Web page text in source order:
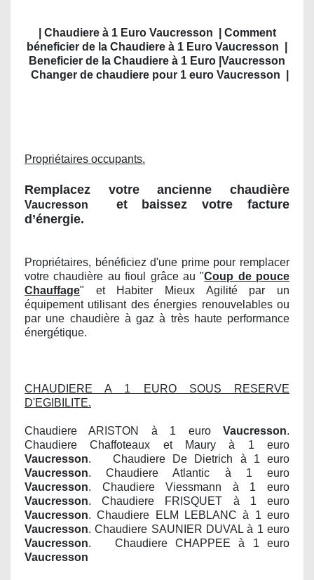
| Chaudiere à 1 Euro Vaucresson
| Comment
béneficier de la Chaudiere à 1 Euro Vaucresson
Beneficier de la Chaudiere à 1 Euro |Vaucresson
Changer de chaudiere pour 1 euro Vaucresson
Propriétaires occupants.
Remplacez votre ancienne chaudière
Vaucresson
et baissez votre facture
d’énergie.
Propriétaires, bénéficiez d'une prime pour remplacer
votre chaudière au fioul grâce au "Coup de pouce
Chauffage" et Habiter Mieux Agilité par un
équipement utilisant des énergies renouvelables ou
par une chaudière à gaz à très haute performance
énergétique.
CHAUDIERE A 1 EURO SOUS RESERVE
D'EGIBILITE.
Chaudiere ARISTON à 1 euro Vaucresson.
Chaudiere Chaffoteaux et Maury à 1 euro
Vaucresson. Chaudiere De Dietrich à 1 euro
Vaucresson. Chaudiere Atlantic à 1 euro
Vaucresson. Chaudiere Viessmann à 1 euro
Vaucresson. Chaudiere FRISQUET à 1 euro
Vaucresson. Chaudiere ELM LEBLANC à 1 euro
Vaucresson. Chaudiere SAUNIER DUVAL à 1 euro
Vaucresson. Chaudiere CHAPPEE à 1 euro
Vaucresson